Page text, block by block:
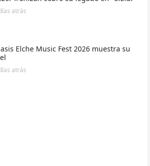
atrás
Elche Music Fest 2026 muestra su
atrás